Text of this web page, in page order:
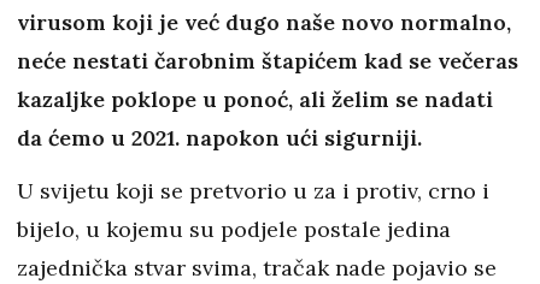
virusom koji je već dugo naše novo normalno,
neće nestati čarobnim štapićem kad se večeras
kazaljke poklope u ponoć, ali želim se nadati
da ćemo u 2021. napokon ući sigurniji.
U svijetu koji se pretvorio u za i protiv, crno i
bijelo, u kojemu su podjele postale jedina
zajednička stvar svima, tračak nade pojavio se